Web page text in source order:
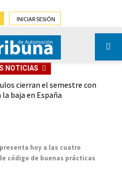
INICIAR SESIÓN
NOTICIAS
cierran el semestre con
baja en España
hoy a las cuatro
código de buenas prácticas